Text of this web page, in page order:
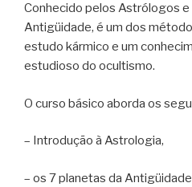
Conhecido pelos Astrólogos
Antigüidade, é um dos
estudo kármico e um
estudioso do ocultismo.
O curso básico aborda os
– Introdução à Astrologia,
– os 7 planetas da